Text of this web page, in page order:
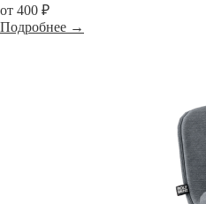
от 400 ₽
Подробнее →